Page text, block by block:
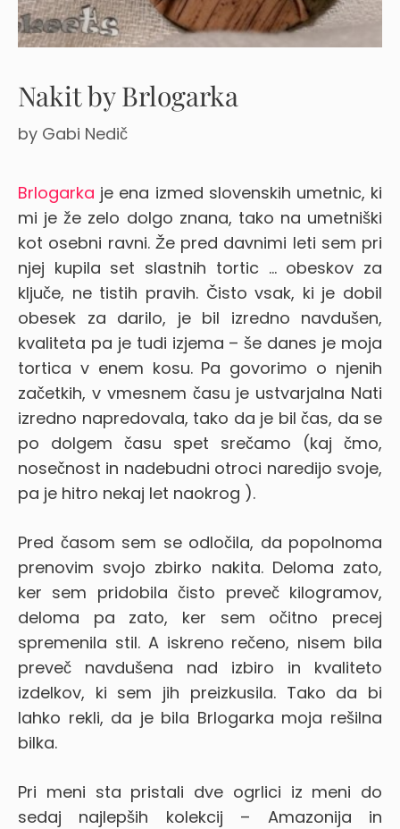
Nakit by Brlogarka
by Gabi Nedič
Brlogarka je ena izmed slovenskih umetnic, ki
mi je že zelo dolgo znana, tako na umetniški
kot osebni ravni. Že pred davnimi leti sem pri
njej kupila set slastnih tortic … obeskov za
ključe, ne tistih pravih. Čisto vsak, ki je dobil
obesek za darilo, je bil izredno navdušen,
kvaliteta pa je tudi izjema – še danes je moja
tortica v enem kosu. Pa govorimo o njenih
začetkih, v vmesnem času je ustvarjalna Nati
izredno napredovala, tako da je bil čas, da se
po dolgem času spet srečamo (kaj čmo,
nosečnost in nadebudni otroci naredijo svoje,
pa je hitro nekaj let naokrog ).
Pred časom sem se odločila, da popolnoma
prenovim svojo zbirko nakita. Deloma zato,
ker sem pridobila čisto preveč kilogramov,
deloma pa zato, ker sem očitno precej
spremenila stil. A iskreno rečeno, nisem bila
preveč navdušena nad izbiro in kvaliteto
izdelkov, ki sem jih preizkusila. Tako da bi
lahko rekli, da je bila Brlogarka moja rešilna
bilka.
Pri meni sta pristali dve ogrlici iz meni do
sedaj najlepših kolekcij – Amazonija in